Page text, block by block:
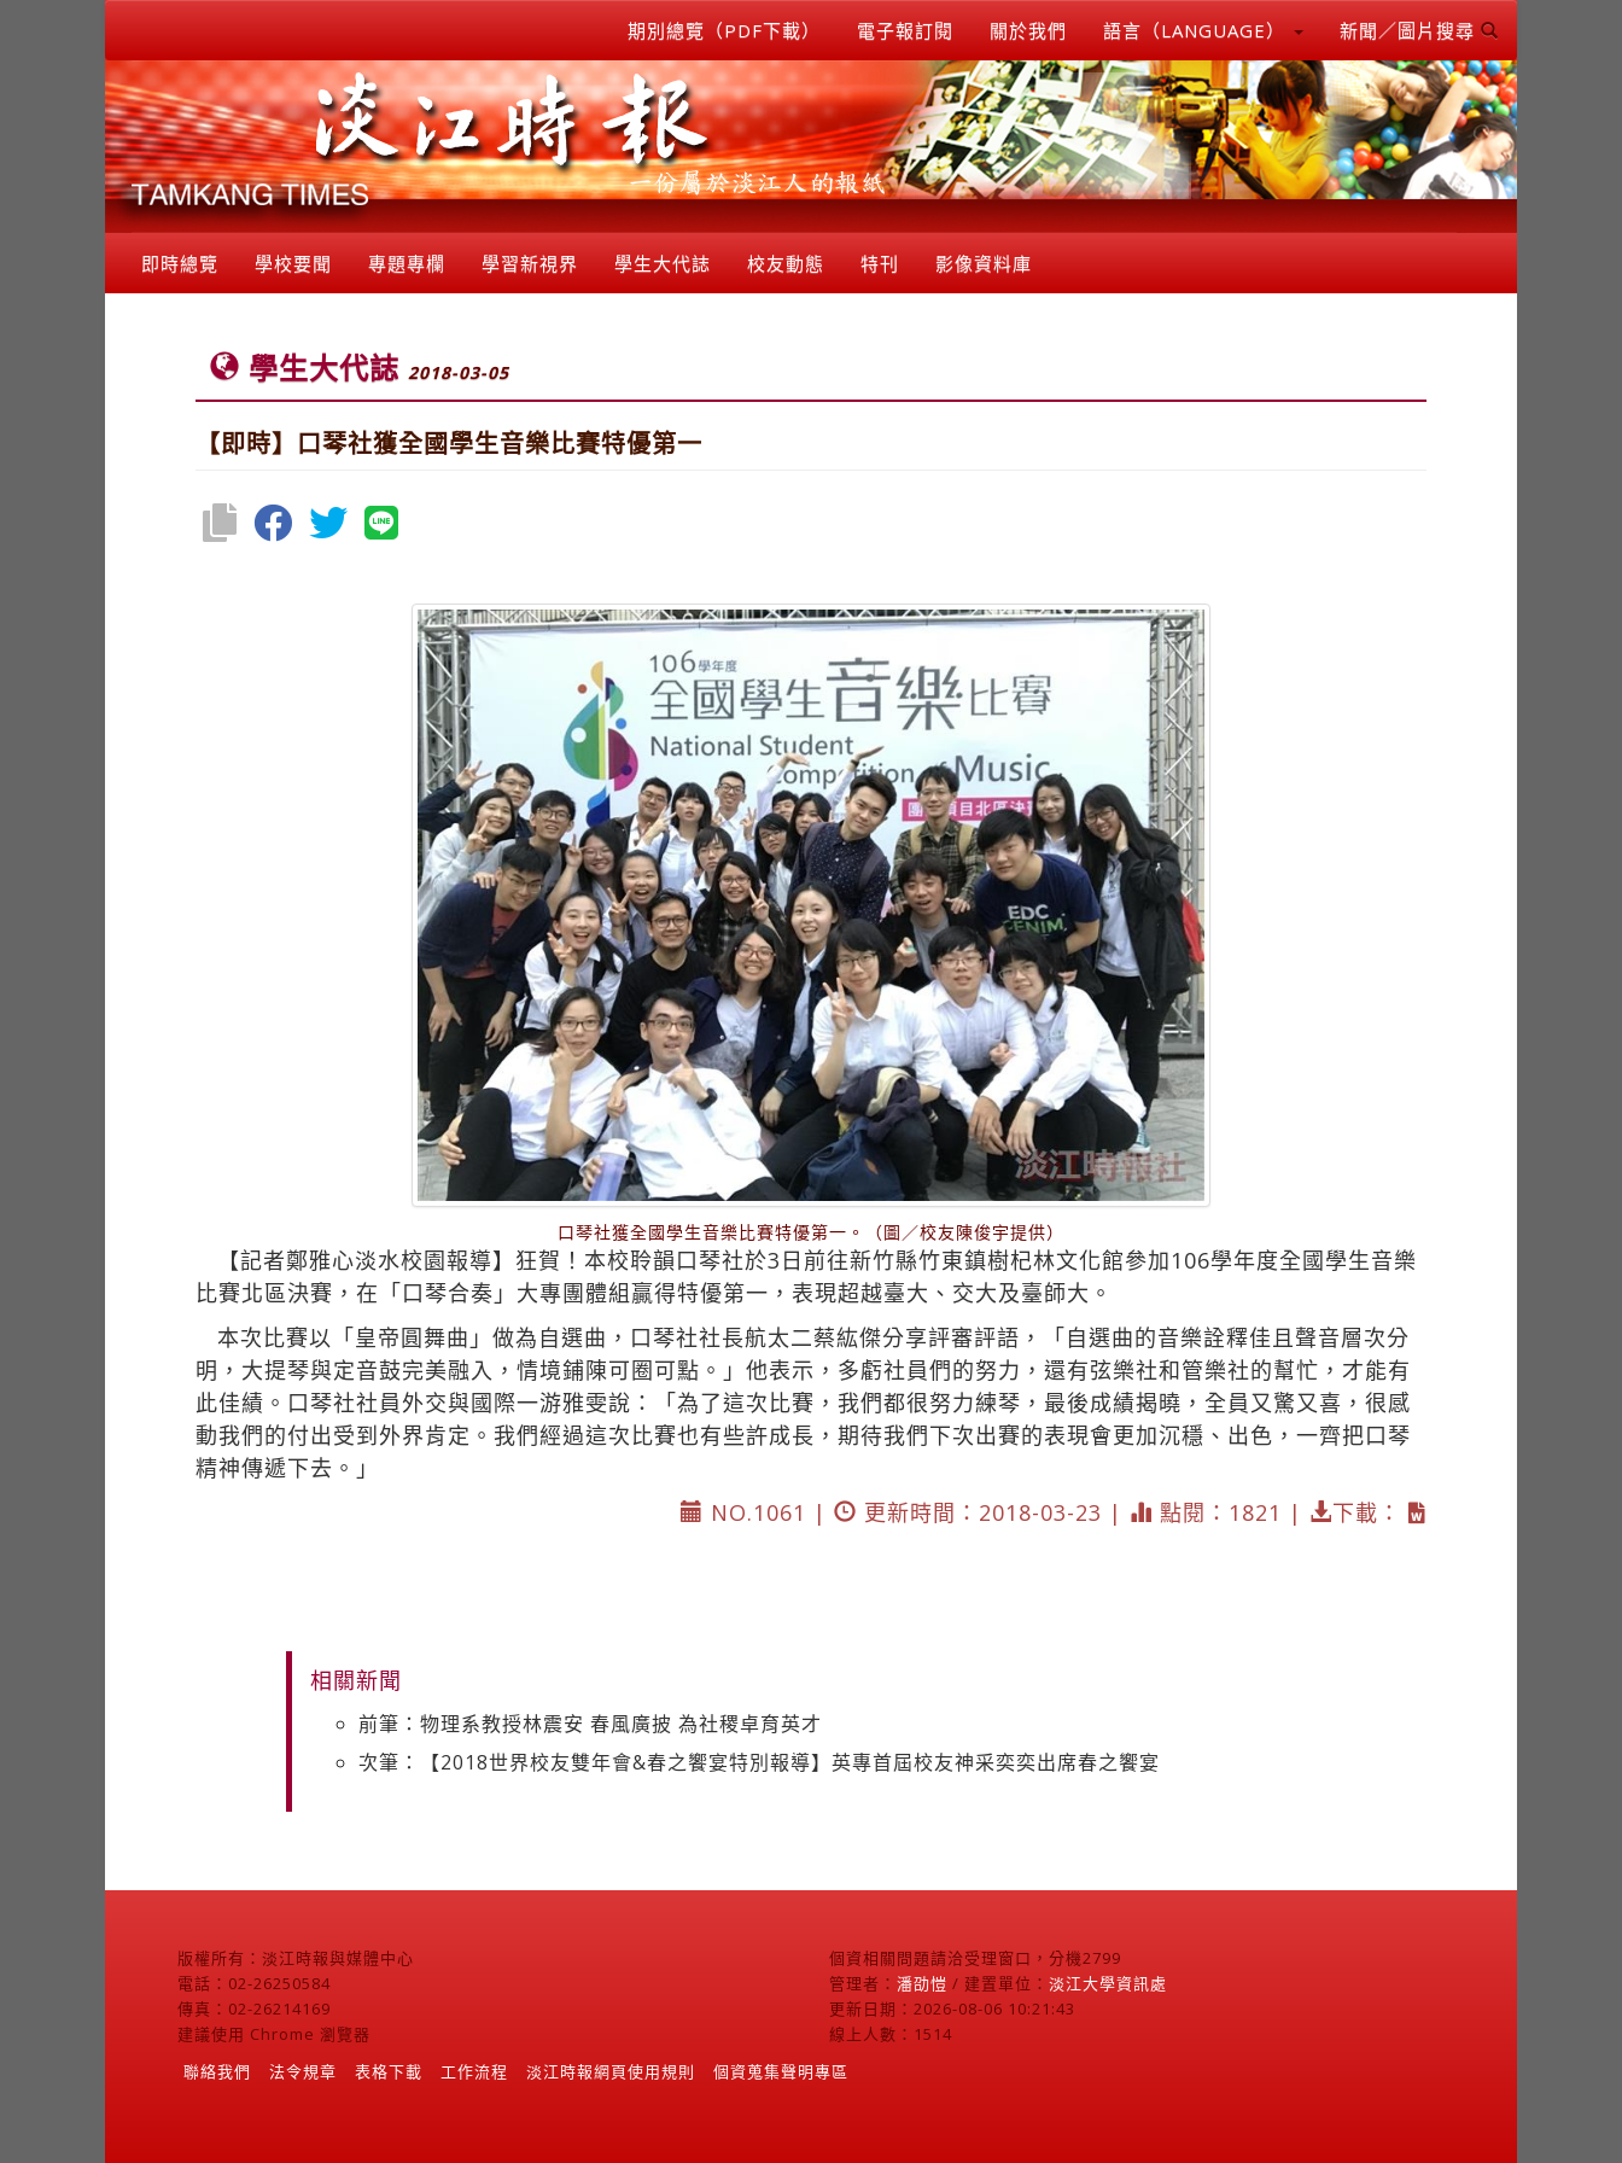
期別總覽（PDF下載） 電子報訂閱 關於我們 語言（LANGUAGE） 新聞／圖片搜尋
即時總覽 學校要聞 專題專欄 學習新視界 學生大代誌 校友動態 特刊 影像資料庫
學生大代誌 2018-03-05
【即時】口琴社獲全國學生音樂比賽特優第一
口琴社獲全國學生音樂比賽特優第一。（圖／校友陳俊宇提供）
【記者鄭雅心淡水校園報導】狂賀！本校聆韻口琴社於3日前往新竹縣竹東鎮樹杞林文化館參加106學年度全國學生音樂
比賽北區決賽，在「口琴合奏」大專團體組贏得特優第一，表現超越臺大、交大及臺師大。
本次比賽以「皇帝圓舞曲」做為自選曲，口琴社社長航太二蔡紘傑分享評審評語，「自選曲的音樂詮釋佳且聲音層次分
明，大提琴與定音鼓完美融入，情境鋪陳可圈可點。」他表示，多虧社員們的努力，還有弦樂社和管樂社的幫忙，才能有
此佳績。口琴社社員外交與國際一游雅雯說：「為了這次比賽，我們都很努力練琴，最後成績揭曉，全員又驚又喜，很感
動我們的付出受到外界肯定。我們經過這次比賽也有些許成長，期待我們下次出賽的表現會更加沉穩、出色，一齊把口琴
精神傳遞下去。」
NO.1061 |
更新時間：2018-03-23 | 點閱：1821 | 下載：
相關新聞
前筆：物理系教授林震安 春風廣披 為社稷卓育英才
次筆：【2018世界校友雙年會&春之饗宴特別報導】英專首屆校友神采奕奕出席春之饗宴
版權所有：淡江時報與媒體中心
電話：02-26250584
傳真：02-26214169
建議使用 Chrome 瀏覽器
個資相關問題請洽受理窗口，分機2799
管理者： 潘劭愷 / 建置單位： 淡江大學資訊處
更新日期：2026-08-06 10:21:43
線上人數：1514
聯絡我們
法令規章 表格下載 工作流程 淡江時報網頁使用規則 個資蒐集聲明專區